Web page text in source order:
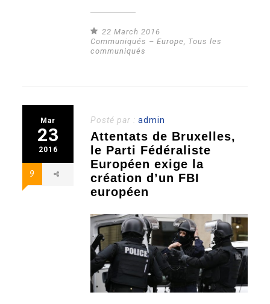
22 March 2016
Communiqués – Europe
Tous les
communiqués
Mar
23
2016
9
Posté par :admin
Attentats de Bruxelles,
le Parti Fédéraliste
Européen exige la
création d’un FBI
européen